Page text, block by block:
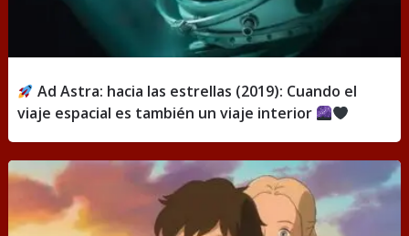
Ad Astra: hacia las estrellas (2019): Cuando el
viaje espacial es también un viaje interior